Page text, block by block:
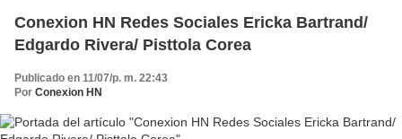
Conexion HN Redes Sociales Ericka Bartrand/
Edgardo Rivera/ Pisttola Corea
Publicado en 11/07/p. m. 22:43
Por Conexion HN